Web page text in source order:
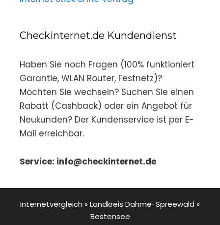
Checkinternet.de Kundendienst
Haben Sie noch Fragen (100% funktioniert
Garantie, WLAN Router, Festnetz)?
Möchten Sie wechseln? Suchen Sie einen
Rabatt (Cashback) oder ein Angebot für
Neukunden? Der Kundenservice ist per E-
Mail erreichbar.
Service: info@checkinternet.de
Internetvergleich » Landkreis Dahme-Spreewald »
Bestensee